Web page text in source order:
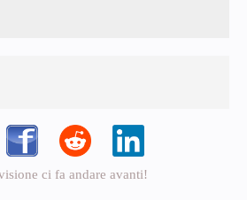
ci fa andare avanti!